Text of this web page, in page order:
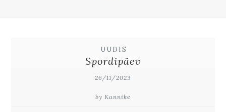
UUDIS
Spordipäev
26/11/2023
by Kannike